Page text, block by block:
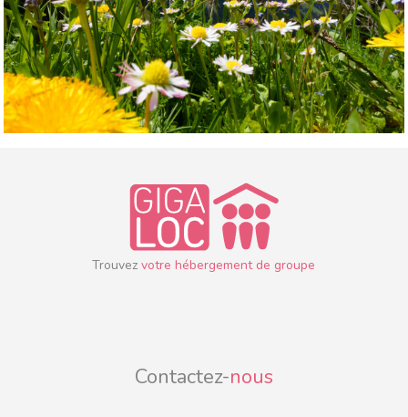
Trouvez votre hébergement de groupe
Contactez-nous